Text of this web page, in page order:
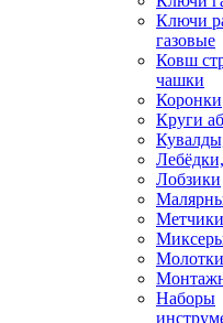
Ключи
газовые
Ковш
чашки
Коронки
Круги
Лобзики
Молотки
Наборы